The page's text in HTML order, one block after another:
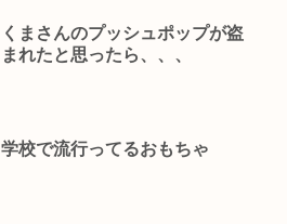
くまさんのプッシュポップが盗
まれたと思ったら、、、
学校で流行ってるおもちゃ￼￼